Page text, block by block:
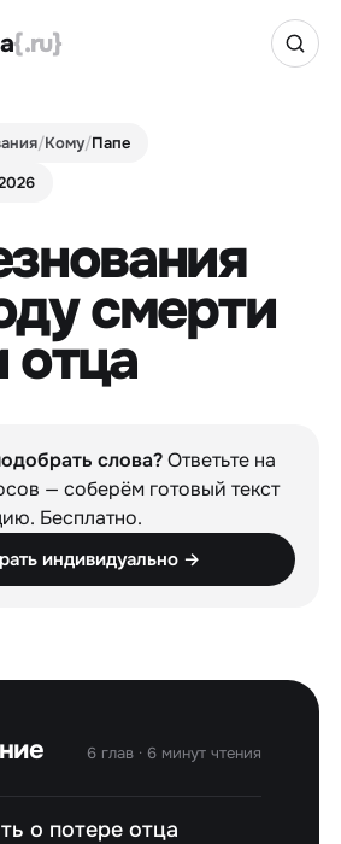
{.ru}
/Кому/Папе
смерти
слова?Ответьте на
— соберём готовый текст
Бесплатно.
индивидуально →
6 глав · 6 минут чтения
о потере отца